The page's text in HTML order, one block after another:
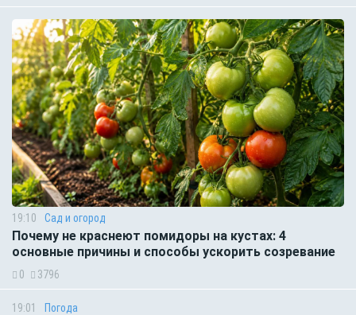
19:10 Сад и огород
Почему не краснеют помидоры на кустах: 4
основные причины и способы ускорить созревание
0 3796
19:01 Погода